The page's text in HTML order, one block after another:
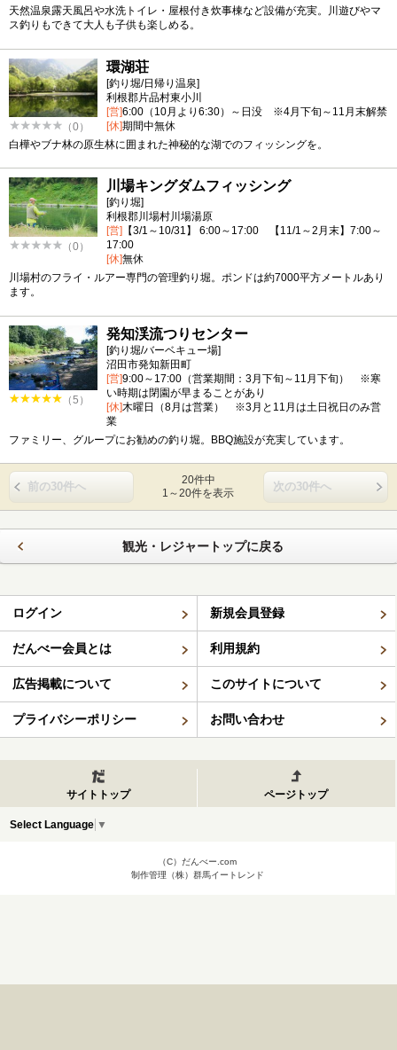
天然温泉露天風呂や水洗トイレ・屋根付き炊事棟など設備が充実。川遊びやマ
ス釣りもできて大人も子供も楽しめる。
（0）
環湖荘
[釣り堀/日帰り温泉]
利根郡片品村東小川
[営]6:00（10月より6:30）～日没 ※4月下旬～11月末解禁
[休]期間中無休
白樺やブナ林の原生林に囲まれた神秘的な湖でのフィッシングを。
（0）
川場キングダムフィッシング
[釣り堀]
利根郡川場村川場湯原
[営] 【3/1～10/31】 6:00～17:00 【11/1～2月末】7:00～
17:00
[休]無休
川場村のフライ・ルアー専門の管理釣り堀。ポンドは約7000平方メートルあり
ます。
（5）
発知渓流つりセンター
[釣り堀/バーベキュー場]
沼田市発知新田町
[営]9:00～17:00（営業期間：3月下旬～11月下旬） ※寒
い時期は閉園が早まることがあり
[休]木曜日（8月は営業） ※3月と11月は土日祝日のみ営
業
ファミリー、グループにお勧めの釣り堀。BBQ施設が充実しています。
前の30件へ
20件中
1～20件を表示
次の30件へ
観光・レジャートップに戻る
ログイン 新規会員登録
だんべー会員とは 利用規約
広告掲載について このサイトについて
プライバシーポリシー お問い合わせ
サイトトップ ページトップ
Select Language ▼
（C）だんべー.com
制作管理（株）群馬イートレンド